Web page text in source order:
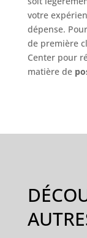
votre
dépense.
de première
Center pour
matière de